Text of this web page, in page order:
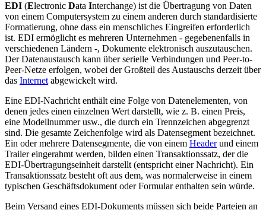
EDI (Electronic Data Interchange) ist die Übertragung von Daten
von einem Computersystem zu einem anderen durch standardisierte
Formatierung, ohne dass ein menschliches Eingreifen erforderlich
ist. EDI ermöglicht es mehreren Unternehmen - gegebenenfalls in
verschiedenen Ländern -, Dokumente elektronisch auszutauschen.
Der Datenaustausch kann über serielle Verbindungen und Peer-to-
Peer-Netze erfolgen, wobei der Großteil des Austauschs derzeit über
das Internet abgewickelt wird.
Eine EDI-Nachricht enthält eine Folge von Datenelementen, von
denen jedes einen einzelnen Wert darstellt, wie z. B. einen Preis,
eine Modellnummer usw., die durch ein Trennzeichen abgegrenzt
sind. Die gesamte Zeichenfolge wird als Datensegment bezeichnet.
Ein oder mehrere Datensegmente, die von einem Headerund einem
Trailer eingerahmt werden, bilden einen Transaktionssatz, der die
EDI-Übertragungseinheit darstellt (entspricht einer Nachricht). Ein
Transaktionssatz besteht oft aus dem, was normalerweise in einem
typischen Geschäftsdokument oder Formular enthalten sein würde.
Beim Versand eines EDI-Dokuments müssen sich beide Parteien an